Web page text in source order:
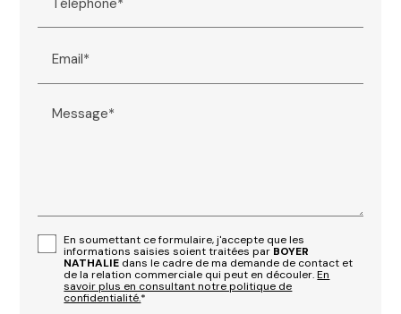
Email*
Message*
En soumettant ce formulaire, j'accepte que les
informations saisies soient traitées parBOYER
NATHALIE dans le cadre de ma demande de contact et
de la relation commerciale qui peut en découler.En
savoir plus en consultant notre politique de
confidentialité.*